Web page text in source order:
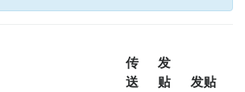
传
送
发
贴
发贴